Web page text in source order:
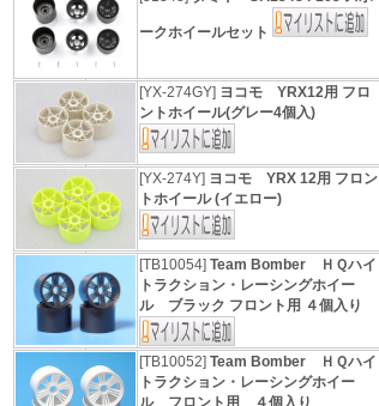
ークホイールセット
[YX-274GY] ヨコモ YRX12用 フロ
ントホイール(グレー4個入)
[YX-274Y] ヨコモ YRX 12用 フロン
トホイール (イエロー)
[TB10054] Team Bomber ＨＱハイ
トラクション・レーシングホイー
ル ブラック フロント用 ４個入り
[TB10052] Team Bomber ＨＱハイ
トラクション・レーシングホイー
ル フロント用 ４個入り